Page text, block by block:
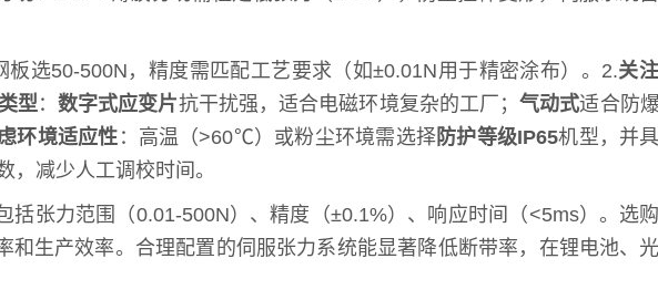
选50-500N，精度需匹配工艺要求（如±0.01N用于精密涂布）。2.关
型：数字式应变片抗干扰强，适合电磁环境复杂的工厂；气动式适合防
环境适应性：高温（>60℃）或粉尘环境需选择防护等级IP65机型，并
，减少人工调校时间。
张力范围（0.01-500N）、精度（±0.1%）、响应时间（<5ms）。选
生产效率。合理配置的伺服张力系统能显著降低断带率，在锂电池、